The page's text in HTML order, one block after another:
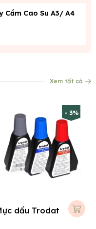
Cầm Cao Su A3/ A4
Xem tất cả
- 3%
dấu Trodat